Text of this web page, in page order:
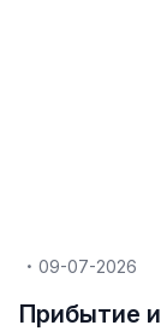
09-07-2026
Прибытие